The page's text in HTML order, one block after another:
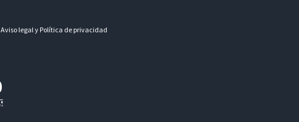
Aviso legal y Política de privacidad